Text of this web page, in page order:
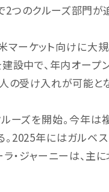
2つのクルーズ部門が
マーケット向けに大
設中で、年内オー
の受け入れが可能とな
ーズを開始。今年は
2025年にはガルベ
・ジャーニーは、主